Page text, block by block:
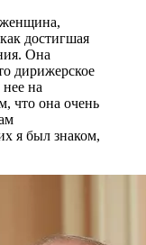
женщина,
достигшая
Она
дирижерское
на
что она очень
я был знаком,